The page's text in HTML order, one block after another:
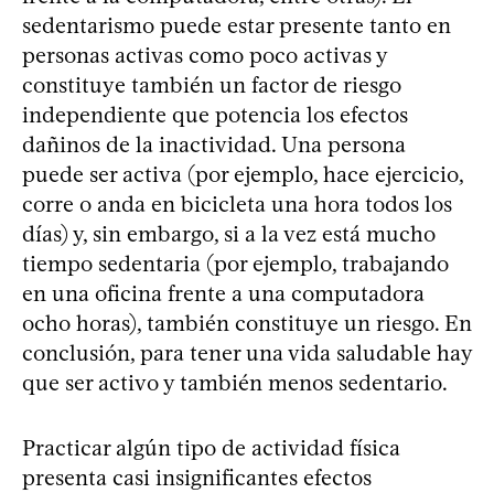
sedentarismo puede estar presente tanto en
personas activas como poco activas y
constituye también un factor de riesgo
independiente que potencia los efectos
dañinos de la inactividad. Una persona
puede ser activa (por ejemplo, hace ejercicio,
corre o anda en bicicleta una hora todos los
días) y, sin embargo, si a la vez está mucho
tiempo sedentaria (por ejemplo, trabajando
en una oficina frente a una computadora
ocho horas), también constituye un riesgo. En
conclusión, para tener una vida saludable hay
que ser activo y también menos sedentario.
Practicar algún tipo de actividad física
presenta casi insignificantes efectos